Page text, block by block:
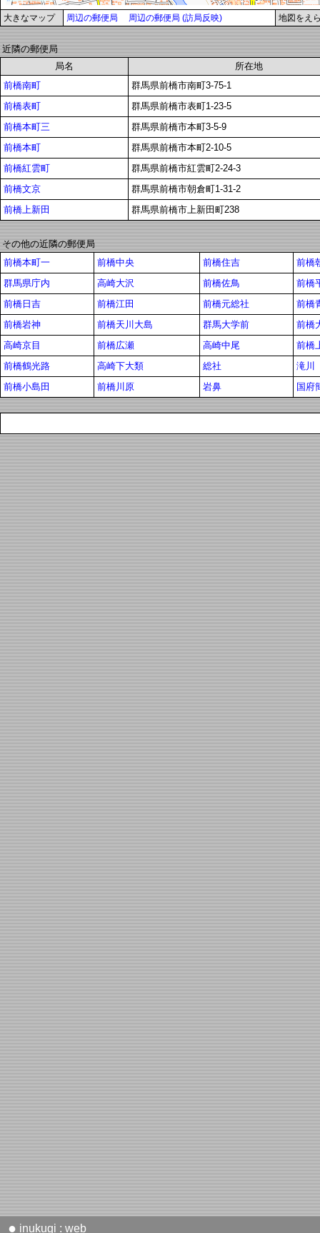
大きなマップ 周辺の郵便局 周辺の郵便局 (訪局反映) 地図をえ
近隣の郵便局
局名
所在地
前橋南町
群馬県前橋市南町3-75-1
前橋表町
群馬県前橋市表町1-23-5
前橋本町三
群馬県前橋市本町3-5-9
前橋本町
群馬県前橋市本町2-10-5
前橋紅雲町
群馬県前橋市紅雲町2-24-3
前橋文京
群馬県前橋市朝倉町1-31-2
前橋上新田
群馬県前橋市上新田町238
その他の近隣の郵便局
前橋本町一
前橋中央 前橋住吉
前橋
群馬県庁内
高崎大沢 前橋佐鳥
前橋
前橋日吉
前橋江田 前橋元総社
前橋
前橋岩神
前橋天川大島 群馬大学前
前橋
高崎京目
前橋広瀬 高崎中尾
前橋
前橋鶴光路
高崎下大類 総社
滝川
前橋小島田
前橋川原 岩鼻 国府
● inukugi : web